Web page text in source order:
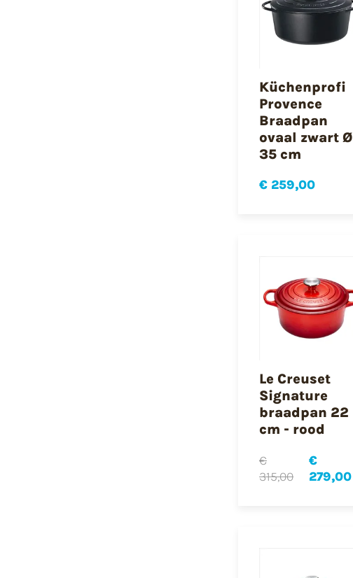
Küchenprofi
Provence
Braadpan
ovaal zwart Ø
35 cm
€ 259,00
Le Creuset
Signature
braadpan 22
cm - rood
€
315,00
€
279,00